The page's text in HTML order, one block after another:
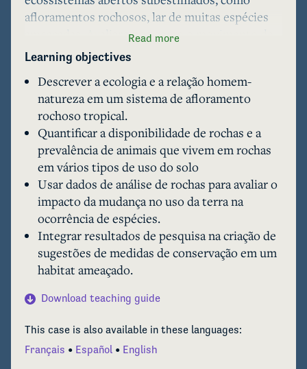
afloramentos rochosos, lar de muitas espécies
ameaçadas. Avaliaremos como o movimento de
grandes rochas do afloramento rochoso natural
para o cultivo de arrozais e subsequente
abandono e plantações de pomares estão
afetando a fauna que vive nas rochas. Este
estudo de caso demonstra que mudanças no uso
da terra agrícola podem afetar a disponibilidade
de microhabitat (grandes rochas neste caso) e
alterar a ocorrência animal. O estudo também
mostra que, dependendo do tipo de mudança no
uso da terra, um animal endêmico em particular
pode se beneficiar da mudança, enquanto outros
são impactados negativamente, destacando a
especificidade do contexto nas respostas das
espécies. Este é um dos primeiros estudos a
determinar os impactos da conversão agrícola de
afloramentos rochosos, enfatizando assim o
valor de conservação de habitats que são
frequentemente classificados como terrenos
baldios. Vamos explorar sob as rochas!
Read more
Learning objectives
Descrever a ecologia e a relação homem-
natureza em um sistema de afloramento
rochoso tropical.
Quantificar a disponibilidade de rochas e a
prevalência de animais que vivem em rochas
em vários tipos de uso do solo
Usar dados de análise de rochas para avaliar o
impacto da mudança no uso da terra na
ocorrência de espécies.
Integrar resultados de pesquisa na criação de
sugestões de medidas de conservação em um
habitat ameaçado.
Download teaching guide
This case is also available in these languages:
Français
Español English